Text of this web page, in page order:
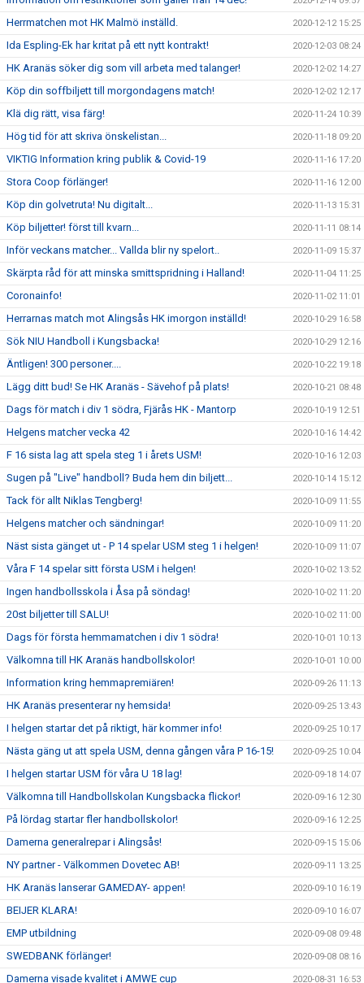
Herrmatchen mot HK Malmö inställd. 2020-12-12 15:25
Ida Espling-Ek har kritat på ett nytt kontrakt! 2020-12-03 08:24
HK Aranäs söker dig som vill arbeta med talanger! 2020-12-02 14:27
Köp din soffbiljett till morgondagens match! 2020-12-02 12:17
Klä dig rätt, visa färg! 2020-11-24 10:39
Hög tid för att skriva önskelistan... 2020-11-18 09:20
VIKTIG Information kring publik & Covid-19 2020-11-16 17:20
Stora Coop förlänger! 2020-11-16 12:00
Köp din golvetruta! Nu digitalt... 2020-11-13 15:31
Köp biljetter! först till kvarn... 2020-11-11 08:14
Inför veckans matcher... Vallda blir ny spelort.. 2020-11-09 15:37
Skärpta råd för att minska smittspridning i Halland! 2020-11-04 11:25
Coronainfo! 2020-11-02 11:01
Herrarnas match mot Alingsås HK imorgon inställd! 2020-10-29 16:58
Sök NIU Handboll i Kungsbacka! 2020-10-29 12:16
Äntligen! 300 personer.... 2020-10-22 19:18
Lägg ditt bud! Se HK Aranäs - Sävehof på plats! 2020-10-21 08:48
Dags för match i div 1 södra, Fjärås HK - Mantorp 2020-10-19 12:51
Helgens matcher vecka 42 2020-10-16 14:42
F 16 sista lag att spela steg 1 i årets USM! 2020-10-16 12:03
Sugen på "Live" handboll? Buda hem din biljett... 2020-10-14 15:12
Tack för allt Niklas Tengberg! 2020-10-09 11:55
Helgens matcher och sändningar! 2020-10-09 11:20
Näst sista gänget ut - P 14 spelar USM steg 1 i helgen! 2020-10-09 11:07
Våra F 14 spelar sitt första USM i helgen! 2020-10-02 13:52
Ingen handbollsskola i Åsa på söndag! 2020-10-02 11:20
20st biljetter till SALU! 2020-10-02 11:00
Dags för första hemmamatchen i div 1 södra! 2020-10-01 10:13
Välkomna till HK Aranäs handbollskolor! 2020-10-01 10:00
Information kring hemmapremiären! 2020-09-26 11:13
HK Aranäs presenterar ny hemsida! 2020-09-25 13:43
I helgen startar det på riktigt, här kommer info! 2020-09-25 10:17
Nästa gäng ut att spela USM, denna gången våra P 16-15! 2020-09-25 10:04
I helgen startar USM för våra U 18 lag! 2020-09-18 14:07
Välkomna till Handbollskolan Kungsbacka flickor! 2020-09-16 12:30
På lördag startar fler handbollskolor! 2020-09-16 12:25
Damerna generalrepar i Alingsås! 2020-09-15 15:06
NY partner - Välkommen Dovetec AB! 2020-09-11 13:25
HK Aranäs lanserar GAMEDAY- appen! 2020-09-10 16:19
BEIJER KLARA! 2020-09-10 16:07
EMP utbildning 2020-09-08 09:48
SWEDBANK förlänger! 2020-09-08 08:16
Damerna visade kvalitet i AMWE cup 2020-08-31 16:53